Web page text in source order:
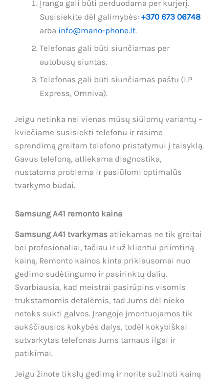
Įranga gali būti perduodama per kurjerį.
Susisiekite dėl galimybės: +370 673 06748
arba info@mano-phone.lt.
Telefonas gali būti siunčiamas per
autobusų siuntas.
Telefonas gali būti siunčiamas paštu (LP
Express, Omniva).
Jeigu netinka nei vienas mūsų siūlomų variantų –
kviečiame susisiekti telefonu ir rasime
sprendimą greitam telefono pristatymui į taisyklą.
Gavus telefoną, atliekama diagnostika,
nustatoma problema ir pasiūlomi optimalūs
tvarkymo būdai.
Samsung A41 remonto kaina
Samsung A41 tvarkymas atliekamas ne tik greitai
bei profesionaliai, tačiau ir už klientui priimtiną
kainą. Remonto kainos kinta priklausomai nuo
gedimo sudėtingumo ir pasirinktų dalių.
Svarbiausia, kad meistrai pasirūpins visomis
trūkstamomis detalėmis, tad Jums dėl nieko
neteks sukti galvos. Įrangoje įmontuojamos tik
aukščiausios kokybės dalys, todėl kokybiškai
sutvarkytas telefonas Jums tarnaus ilgai ir
patikimai.
Jeigu žinote tikslų gedimą ir norite sužinoti kainą